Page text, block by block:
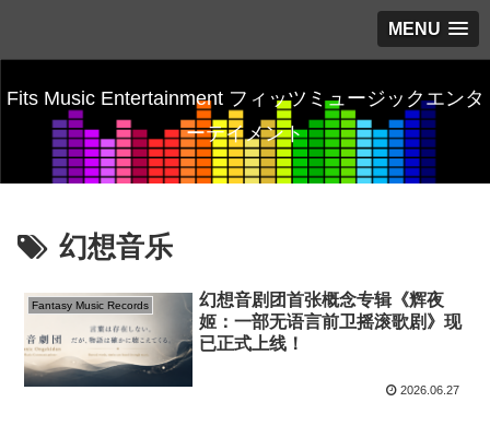
MENU
Fits Music Entertainment フィッツミュージックエンタ
ーテイメント
幻想音乐
Fantasy Music Records
幻想音剧团首张概念专辑《辉夜
姬：一部无语言前卫摇滚歌剧》现
已正式上线！
2026.06.27